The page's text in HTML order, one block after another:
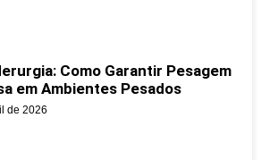
Como Garantir Pesagem
em Ambientes Pesados
de 2026